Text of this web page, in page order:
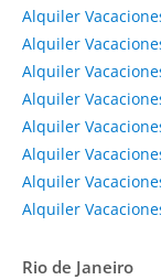
Alquiler
Alquiler
Alquiler
Alquiler
Alquiler
Alquiler
Alquiler
Alquiler
Rio de Janeiro